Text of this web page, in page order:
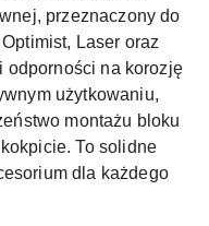
przeznaczony do
Laser oraz
odporności na korozję
użytkowaniu,
montażu bloku
To solidne
dla każdego